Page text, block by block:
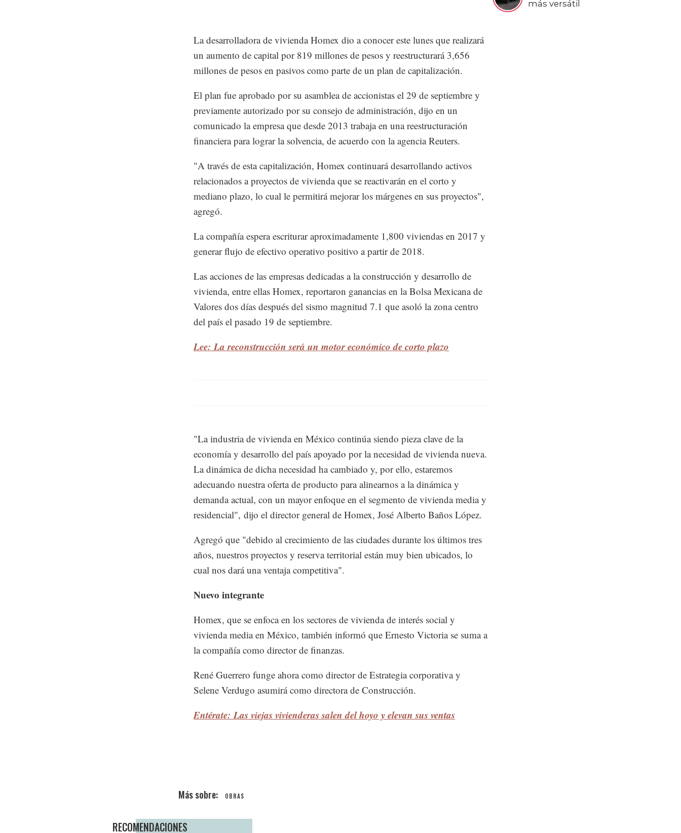
más versátil
La desarrolladora de vivienda Homex dio a conocer este lunes que realizará
un aumento de capital por 819 millones de pesos y reestructurará 3,656
millones de pesos en pasivos como parte de un plan de capitalización.
El plan fue aprobado por su asamblea de accionistas el 29 de septiembre y
previamente autorizado por su consejo de administración, dijo en un
comunicado la empresa que desde 2013 trabaja en una reestructuración
financiera para lograr la solvencia, de acuerdo con la agencia Reuters.
"A través de esta capitalización, Homex continuará desarrollando activos
relacionados a proyectos de vivienda que se reactivarán en el corto y
mediano plazo, lo cual le permitirá mejorar los márgenes en sus proyectos",
agregó.
La compañía espera escriturar aproximadamente 1,800 viviendas en 2017 y
generar flujo de efectivo operativo positivo a partir de 2018.
Las acciones de las empresas dedicadas a la construcción y desarrollo de
vivienda, entre ellas Homex, reportaron ganancias en la Bolsa Mexicana de
Valores dos días después del sismo magnitud 7.1 que asoló la zona centro
del país el pasado 19 de septiembre.
Lee: La reconstrucción será un motor económico de corto plazo
"La industria de vivienda en México continúa siendo pieza clave de la
economía y desarrollo del país apoyado por la necesidad de vivienda nueva.
La dinámica de dicha necesidad ha cambiado y, por ello, estaremos
adecuando nuestra oferta de producto para alinearnos a la dinámica y
demanda actual, con un mayor enfoque en el segmento de vivienda media y
residencial", dijo el director general de Homex, José Alberto Baños López.
Agregó que "debido al crecimiento de las ciudades durante los últimos tres
años, nuestros proyectos y reserva territorial están muy bien ubicados, lo
cual nos dará una ventaja competitiva".
Nuevo integrante
Homex, que se enfoca en los sectores de vivienda de interés social y
vivienda media en México, también informó que Ernesto Victoria se suma a
la compañía como director de finanzas.
René Guerrero funge ahora como director de Estrategia corporativa y
Selene Verdugo asumirá como directora de Construcción.
Entérate: Las viejas vivienderas salen del hoyo y elevan sus ventas
OBRAS
RECOMENDACIONES